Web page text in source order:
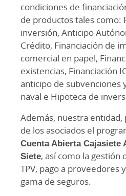
condiciones de
de productos tales como:
inversión, Anticipo
Crédito, Financiación de
comercial en papel,
existencias, Financiación
anticipo de subvenciones
naval e Hipoteca de
Además, nuestra entidad,
de los asociados el
Cuenta Abierta Cajasiete
Siete, así como la gestión
TPV, pago a proveedores
gama de seguros.